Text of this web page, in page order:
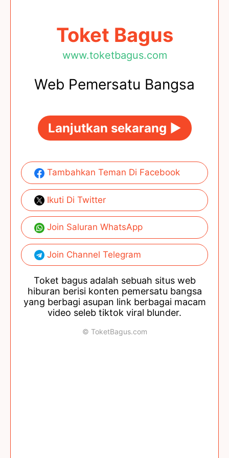
Toket Bagus
www.toketbagus.com
Web Pemersatu Bangsa
Lanjutkan sekarang ►
Tambahkan Teman Di Facebook
Ikuti Di Twitter
Join Saluran WhatsApp
Join Channel Telegram
Toket bagus adalah sebuah situs web
hiburan berisi konten pemersatu bangsa
yang berbagi asupan link berbagai macam
video seleb tiktok viral blunder.
© ToketBagus.com